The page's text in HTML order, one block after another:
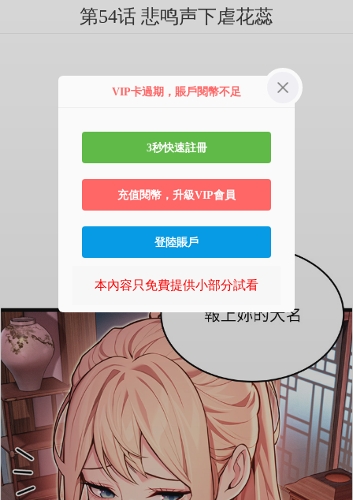
第54话 悲鸣声下虐花蕊
VIP卡過期，賬戶閱幣不足
3秒快速註冊
充值閱幣，升級VIP會員
登陸賬戶
本內容只免費提供小部分試看